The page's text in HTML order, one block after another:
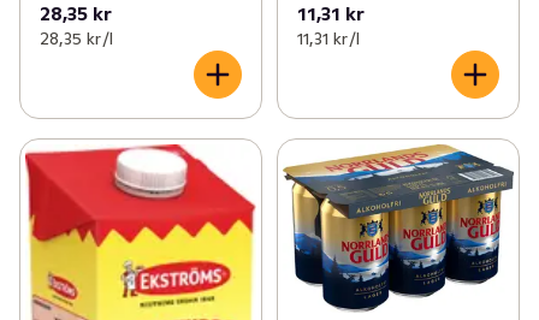
28,35 kr
28,35 kr /l
11,31 kr
11,31 kr /l